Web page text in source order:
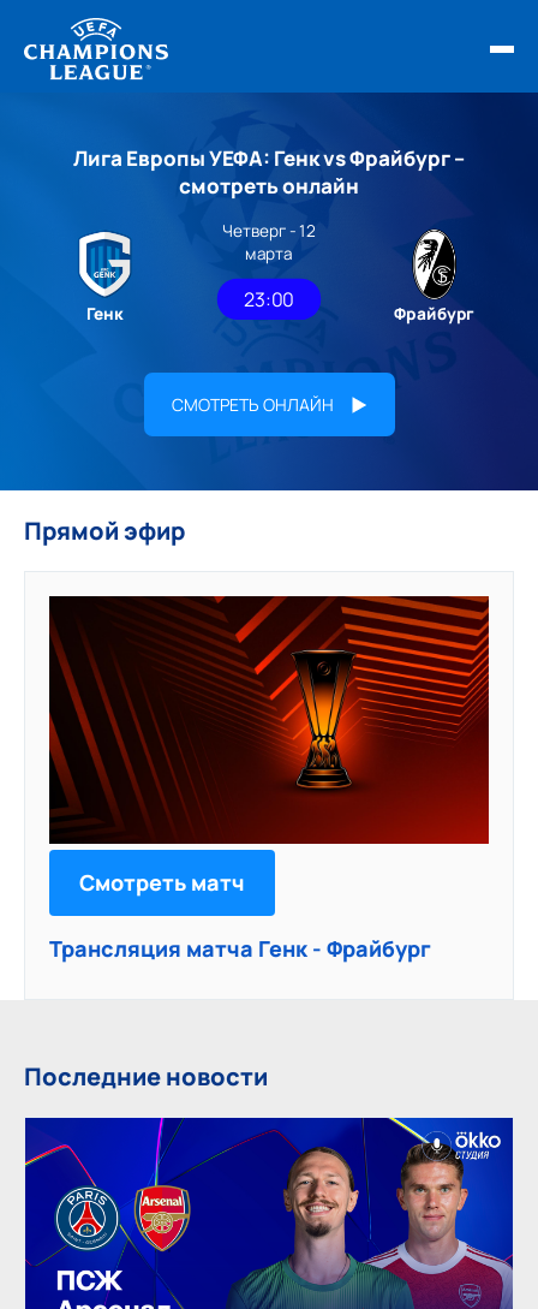
ОБЗОРЫ ЛЧ УЕФА
НОВОСТИ
РАСПИСАНИЕ
Лига Европы УЕФА: Генк vs Фрайбург –
смотреть онлайн
Генк
Четверг - 12
марта
23:00
Фрайбург
СМОТРЕТЬ ОНЛАЙН
Прямой эфир
Смотреть матч
Трансляция матча Генк - Фрайбург
Последние новости